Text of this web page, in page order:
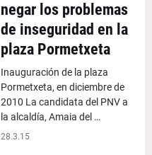
negar los problemas
de inseguridad en la
plaza Pormetxeta
Inauguración de la plaza
Pormetxeta, en diciembre de
2010 La candidata del PNV a
la alcaldía, Amaia del …
28.3.15